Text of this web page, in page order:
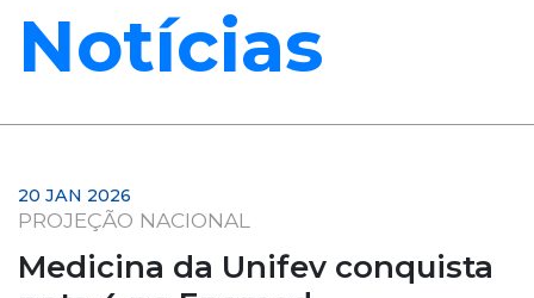
Notícias
20 JAN 2026
PROJEÇÃO NACIONAL
Medicina da Unifev conquista